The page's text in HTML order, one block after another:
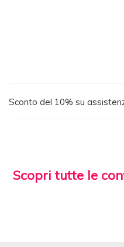
Sconto del 10% su
Scopri tutte le